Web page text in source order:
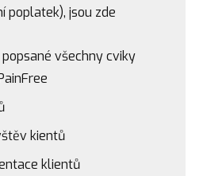
poplatek), jsou zde
všechny cviky
kientů
klientů